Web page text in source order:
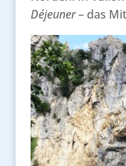
Déjeuner– das